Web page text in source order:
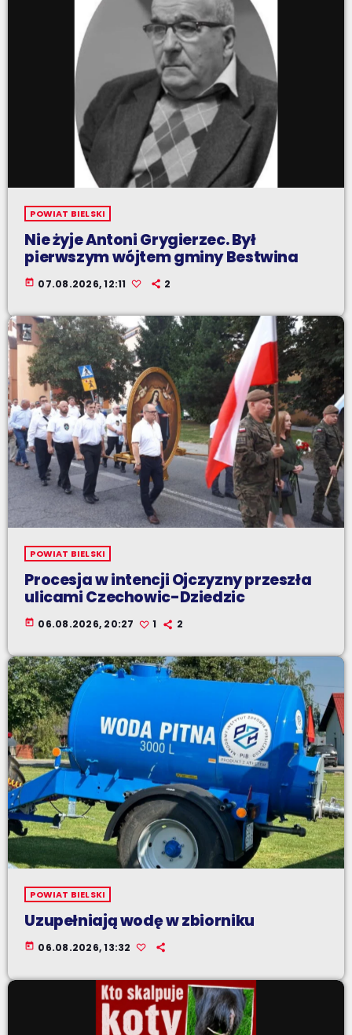
POWIAT BIELSKI
Nie żyje Antoni Grygierzec. Był
pierwszym wójtem gminy Bestwina
today 07.08.2026, 12:11 2
POWIAT BIELSKI
Procesja w intencji Ojczyzny przeszła
ulicami Czechowic-Dziedzic
today 06.08.2026, 20:27 1 2
POWIAT BIELSKI
Uzupełniają wodę w zbiorniku
today 06.08.2026, 13:32